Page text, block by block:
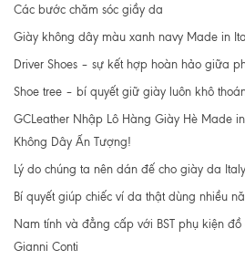
Các bước chăm sóc giầy da
Giày không dây màu xanh navy Made in
Driver Shoes – sự kết hợp hoàn hảo giữa
Shoe tree – bí quyết giữ giày luôn khô
GCLeather Nhập Lô Hàng Giày Hè Made
Không Dây Ấn Tượng!
Lý do chúng ta nên dán đế cho giày da Italy
Bí quyết giúp chiếc ví da thật dùng nhiều
Nam tính và đẳng cấp với BST phụ kiện
Gianni Conti